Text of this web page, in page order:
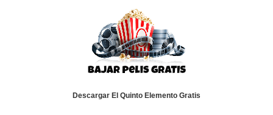
Descargar El Quinto Elemento Gratis